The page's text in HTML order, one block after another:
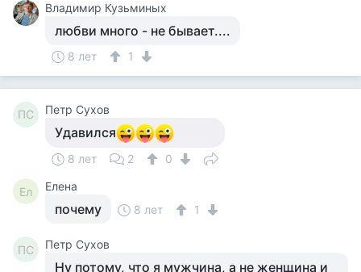
Владимир Кузьминых
любви много - не бывает....
8 лет 1
ПС Петр Сухов
Удавился
8 лет 2 0
Ел Елена
почему 8 лет 1
ПС Петр Сухов
Ну потому, что я мужчина, а не женщина и